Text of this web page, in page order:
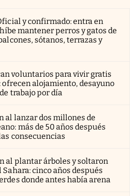
y confirmado: entra en
mantener perros y gatos de
sótanos, terrazas y
voluntarios para vivir gratis
ofrecen alojamiento, desayuno
trabajo por día
al lanzar dos millones de
más de 50 años después
consecuencias
al plantar árboles y soltaron
cinco años después
donde antes había arena